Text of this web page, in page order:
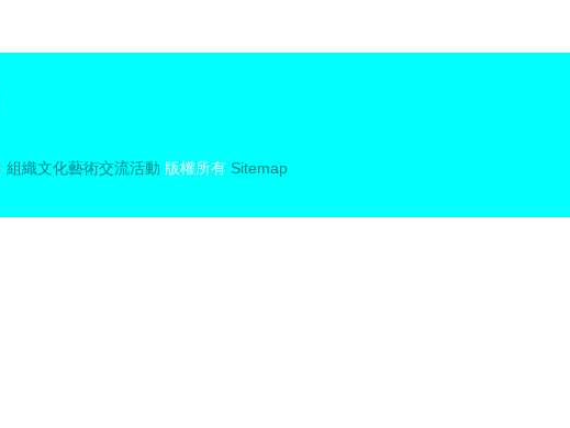
組織文化藝術交流活動 版權所有 Sitemap